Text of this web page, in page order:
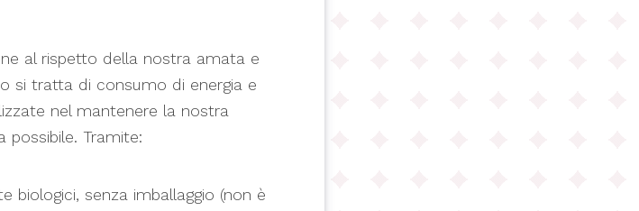
al rispetto della nostra amata e
si tratta di consumo di energia e
nel mantenere la nostra
possibile. Tramite:
biologici, senza imballaggio (non è